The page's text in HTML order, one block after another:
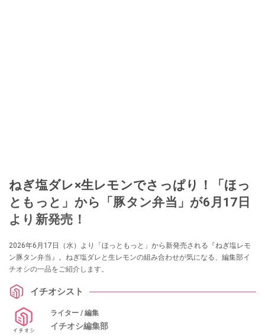
ねぎ塩ダレ×生レモンでさっぱり！「ほっ
ともっと」から「豚タン弁当」が6月17日
より新発売！
2026年6月17日（水）より「ほっともっと」から新発売される『ねぎ塩レモ
ン豚タン弁当』。ねぎ塩ダレと生レモンの組み合わせが気になる、編集部イ
チオシの一品をご紹介します。
イチオシスト
ライター / 編集
イチオシ編集部